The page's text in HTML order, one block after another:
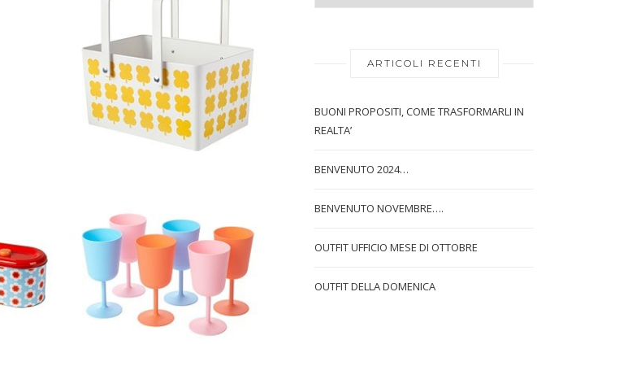
ARTICOLI RECENTI
BUONI PROPOSITI, COME TRASFORMARLI IN
REALTA’
BENVENUTO 2024…
BENVENUTO NOVEMBRE….
OUTFIT UFFICIO MESE DI OTTOBRE
OUTFIT DELLA DOMENICA